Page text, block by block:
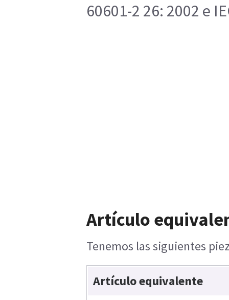
60601-2 26: 2002 e
Artículo
Tenemos las siguientes
Artículo equivalente